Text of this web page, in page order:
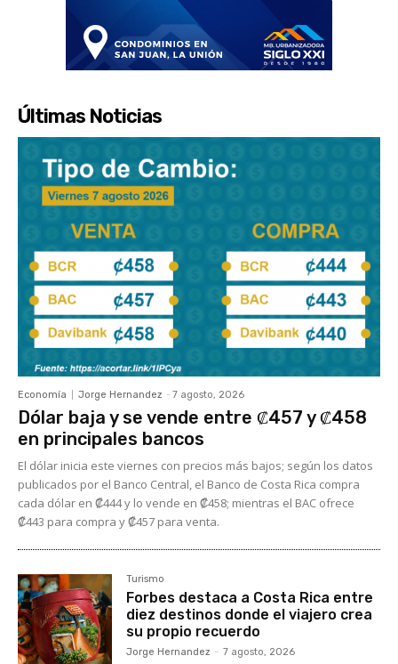
Últimas Noticias
Economía Jorge Hernandez - 7 agosto, 2026
Dólar baja y se vende entre ₡457 y ₡458
en principales bancos
El dólar inicia este viernes con precios más bajos; según los datos
publicados por el Banco Central, el Banco de Costa Rica compra
cada dólar en ₡444 y lo vende en ₡458; mientras el BAC ofrece
₡443 para compra y ₡457 para venta.
Turismo
Forbes destaca a Costa Rica entre
diez destinos donde el viajero crea
su propio recuerdo
Jorge Hernandez - 7 agosto, 2026